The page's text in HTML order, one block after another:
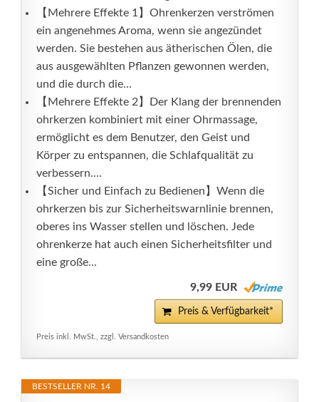
【Mehrere Effekte 1】Ohrenkerzen verströmen
ein angenehmes Aroma, wenn sie angezündet
werden. Sie bestehen aus ätherischen Ölen, die
aus ausgewählten Pflanzen gewonnen werden,
und die durch die...
【Mehrere Effekte 2】Der Klang der brennenden
ohrkerzen kombiniert mit einer Ohrmassage,
ermöglicht es dem Benutzer, den Geist und
Körper zu entspannen, die Schlafqualität zu
verbessern....
【Sicher und Einfach zu Bedienen】Wenn die
ohrkerzen bis zur Sicherheitswarnlinie brennen,
oberes ins Wasser stellen und löschen. Jede
ohrenkerze hat auch einen Sicherheitsfilter und
eine große...
9,99 EUR
Preis & Verfügbarkeit*
Preis inkl. MwSt., zzgl. Versandkosten
BESTSELLER NR. 14